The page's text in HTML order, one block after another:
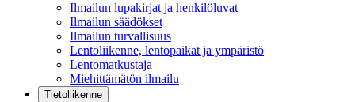
Ilmailun lupakirjat ja henkilöluvat
Ilmailun säädökset
Ilmailun turvallisuus
Lentoliikenne, lentopaikat ja ympäristö
Lentomatkustaja
Miehittämätön ilmailu
Tietoliikenne